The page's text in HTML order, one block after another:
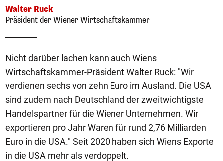
Walter Ruck
Präsident der Wiener Wirtschaftskammer
Nicht darüber lachen kann auch Wiens
Wirtschaftskammer-Präsident Walter Ruck: "Wir
verdienen sechs von zehn Euro im Ausland. Die USA
sind zudem nach Deutschland der zweitwichtigste
Handelspartner für die Wiener Unternehmen. Wir
exportieren pro Jahr Waren für rund 2,76 Milliarden
Euro in die USA." Seit 2020 haben sich Wiens Exporte
in die USA mehr als verdoppelt.